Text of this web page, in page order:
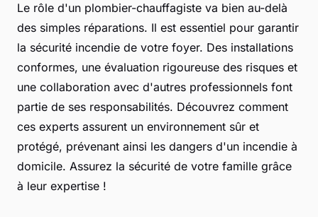
Le rôle d'un plombier-chauffagiste va bien au-delà
des simples réparations. Il est essentiel pour garantir
la sécurité incendie de votre foyer. Des installations
conformes, une évaluation rigoureuse des risques et
une collaboration avec d'autres professionnels font
partie de ses responsabilités. Découvrez comment
ces experts assurent un environnement sûr et
protégé, prévenant ainsi les dangers d'un incendie à
domicile. Assurez la sécurité de votre famille grâce
à leur expertise !